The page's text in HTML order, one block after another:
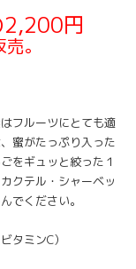
2,200円
。
フルーツにとても適
蜜がたっぷり入った
をギュッと絞った１
クテル・シャーベッ
でください。
タミンC）